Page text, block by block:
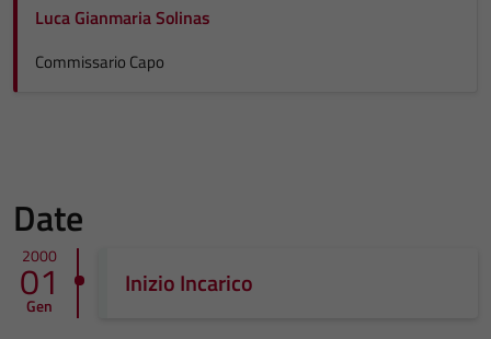
Luca Gianmaria Solinas
Commissario Capo
Date
2000
01
Gen
Inizio Incarico